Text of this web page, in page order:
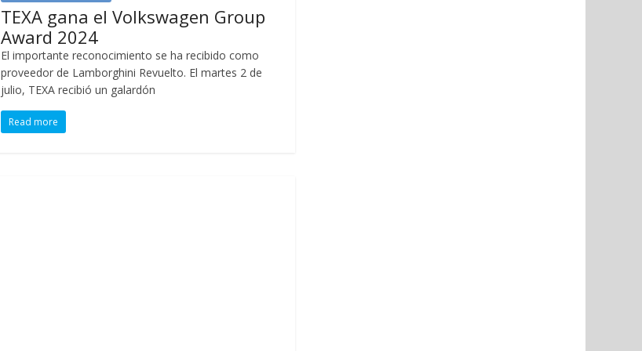
TEXA gana el Volkswagen Group
Award 2024
El importante reconocimiento se ha recibido como
proveedor de Lamborghini Revuelto. El martes 2 de
julio, TEXA recibió un galardón
Read more